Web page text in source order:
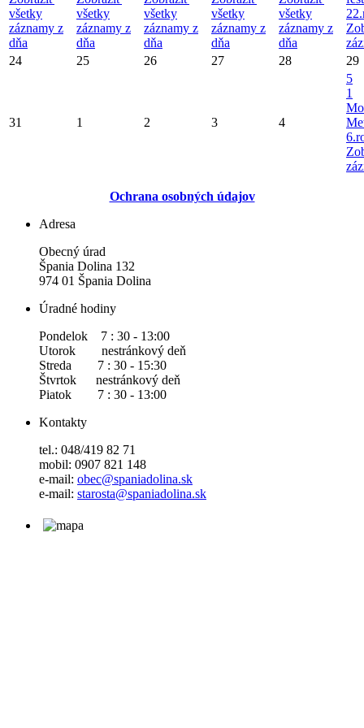
všetky
záznamy z
dňa
všetky
záznamy z
dňa
všetky
záznamy z
dňa
všetky
záznamy z
dňa
všetky
záznamy z
dňa
24
25 26 27 28 29
31 1 2 3 4
5
1
Ochrana osobných údajov
Adresa
Obecný úrad
Špania Dolina 132
974 01 Špania Dolina
Úradné hodiny
Pondelok 7 : 30 - 13:00
Utorok nestránkový deň
Streda 7 : 30 - 15:30
Štvrtok nestránkový deň
Piatok 7 : 30 - 13:00
Kontakty
tel.: 048/419 82 71
mobil: 0907 821 148
e-mail: obec@spaniadolina.sk
e-mail: starosta@spaniadolina.sk